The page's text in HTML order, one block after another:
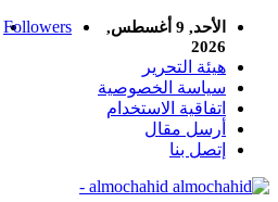
Followers
الأحد, 9 أغسطس,
2026
هيئة التحرير
سياسة الخصوصية
اتفاقية الاستخدام
أرسل مقال
إتصل بنا
almochahid -